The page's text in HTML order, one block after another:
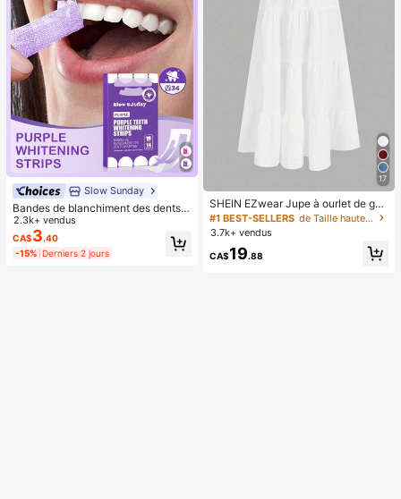
Slow Sunday
Bandes de blanchiment des dents v
iolettes, menthe, éliminez les tache
s de fumée, les taches de café, les t
aches de thé, gardez votre bouche
propre et blanche, bon choix pour le
2.3k+ vendus
CA$3.40
-15% Derniers 2 jours
17
SHEIN EZwear Jupe à ourlet de gât
eau multicouche décontractée pour
vacances, convient pour l'été
#1 BEST-SELLERS
de Taille haute Bas femme
3.7k+ vendus
CA$19.88